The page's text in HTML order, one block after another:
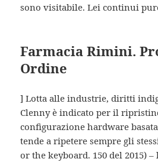
sono visitabile. Lei continui
Farmacia Rimini.
Ordine
] Lotta alle industrie, diritti
Clenny è indicato per il
configurazione hardware
tende a ripetere sempre gli
or the keyboard. 150 del 2015)